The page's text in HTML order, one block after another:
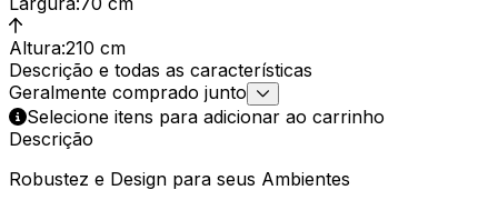
Altura:210 cm
Descrição e todas as características
Geralmente comprado junto
Selecione itens para adicionar ao carrinho
Descrição
Robustez e Design para seus Ambientes